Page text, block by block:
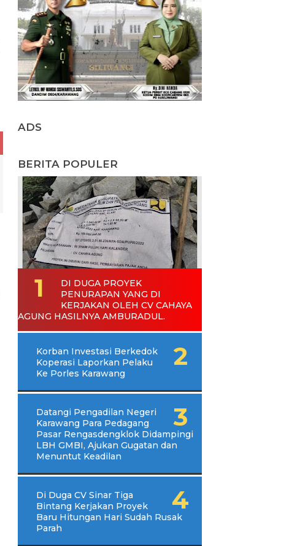
ADS
BERITA POPULER
DI DUGA PROYEK
PENURAPAN YANG DI
KERJAKAN OLEH CV CAHAYA
AGUNG HASILNYA AMBURADUL.
Korban Investasi Berkedok
Koperasi Laporkan Pelaku
Ke Porles Karawang
Datangi Pengadilan Negeri
Karawang Para Pedagang
Pasar Rengasdengklok Didampingi
LBH GMBI, Ajukan Gugatan dan
Menuntut Keadilan
Di Duga CV Sinar Tiga
Bintang Kerjakan Proyek
Baru Hitungan Hari Sudah Rusak
Parah